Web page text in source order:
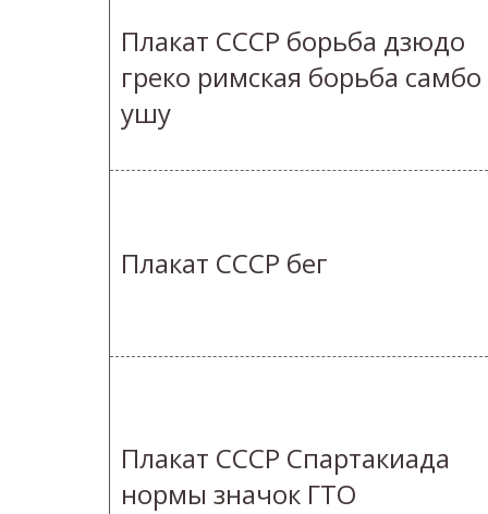
Плакат СССР борьба дзюдо
греко римская борьба самбо
ушу
Плакат СССР бег
Плакат СССР Спартакиада
нормы значок ГТО